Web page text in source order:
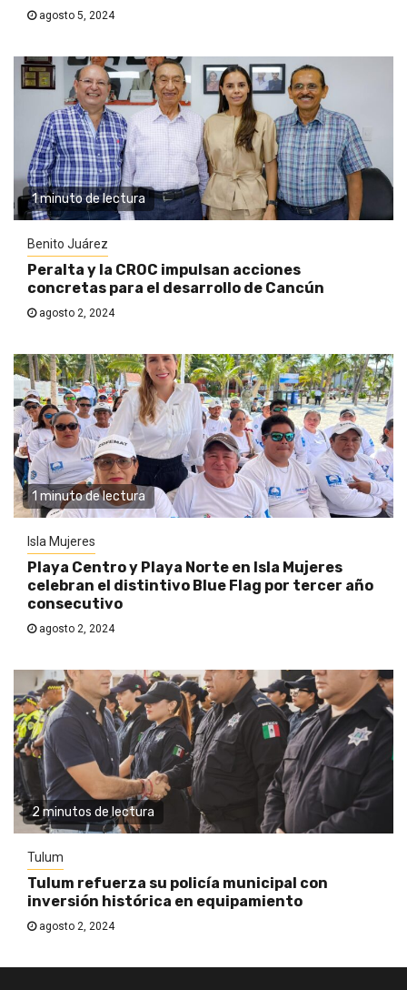
agosto 5, 2024
1 minuto de lectura
Benito Juárez
Peralta y la CROC impulsan acciones
concretas para el desarrollo de Cancún
agosto 2, 2024
1 minuto de lectura
Isla Mujeres
Playa Centro y Playa Norte en Isla Mujeres
celebran el distintivo Blue Flag por tercer año
consecutivo
agosto 2, 2024
2 minutos de lectura
Tulum
Tulum refuerza su policía municipal con
inversión histórica en equipamiento
agosto 2, 2024